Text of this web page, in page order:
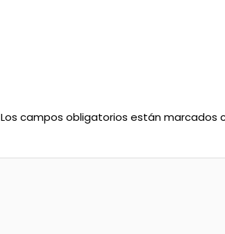
Los campos obligatorios están marcados